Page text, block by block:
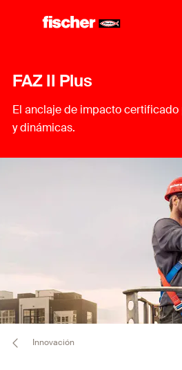
FAZ II Plus
El anclaje de impacto
y dinámicas.
Innovación